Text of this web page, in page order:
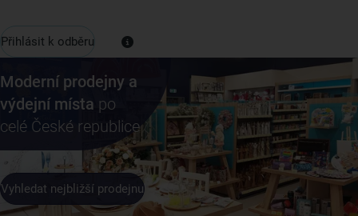
Přihlásit k odběru
Moderní prodejny a
výdejní místa po
celé České republice
Vyhledat nejbližší prodejnu